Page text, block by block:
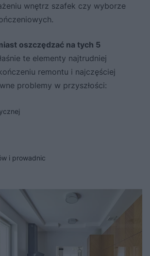
wnętrz szafek czy wyborze
oszczędzać na tych 5
te elementy najtrudniej
remontu i najczęściej
problemy w przyszłości:
i prowadnic